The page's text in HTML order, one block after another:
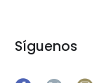
Síguenos